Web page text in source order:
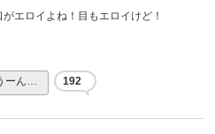
エロイよね！目もエロイけど！
ーん… 192